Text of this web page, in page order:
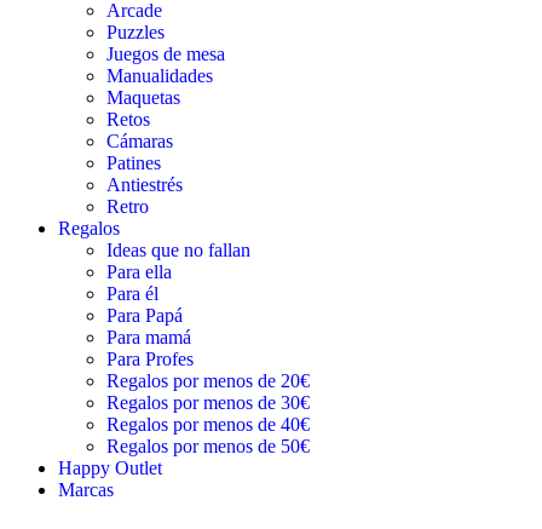
Arcade
Puzzles
Juegos de mesa
Manualidades
Maquetas
Retos
Cámaras
Patines
Antiestrés
Retro
Regalos
Ideas que no fallan
Para ella
Para él
Para Papá
Para mamá
Para Profes
Regalos por menos de 20€
Regalos por menos de 30€
Regalos por menos de 40€
Regalos por menos de 50€
Happy Outlet
Marcas